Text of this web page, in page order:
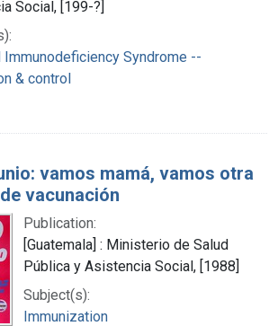
Social, [199-?]
Immunodeficiency Syndrome --
& control
vamos mamá, vamos otra
vacunación
Publication:
[Guatemala] : Ministerio de Salud
Pública y Asistencia Social, [1988]
Subject(s):
Immunization